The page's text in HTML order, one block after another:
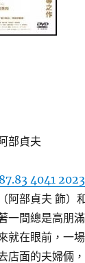
部貞夫
4041 2023
阿部貞夫 飾）
一間總是高朋
就在眼前，一
店面的夫婦倆